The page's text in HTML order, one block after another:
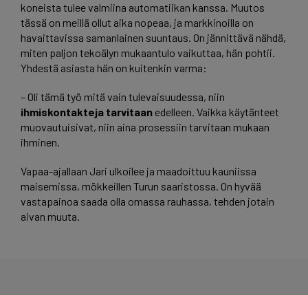
koneista tulee valmiina automatiikan kanssa. Muutos
tässä on meillä ollut aika nopeaa, ja markkinoilla on
havaittavissa samanlainen suuntaus. On jännittävä nähdä,
miten paljon tekoälyn mukaantulo vaikuttaa, hän pohtii.
Yhdestä asiasta hän on kuitenkin varma:
– Oli tämä työ mitä vain tulevaisuudessa, niin
ihmiskontakteja tarvitaan edelleen. Vaikka käytänteet
muovautuisivat, niin aina prosessiin tarvitaan mukaan
ihminen.
Vapaa-ajallaan Jari ulkoilee ja maadoittuu kauniissa
maisemissa, mökkeillen Turun saaristossa. On hyvää
vastapainoa saada olla omassa rauhassa, tehden jotain
aivan muuta.